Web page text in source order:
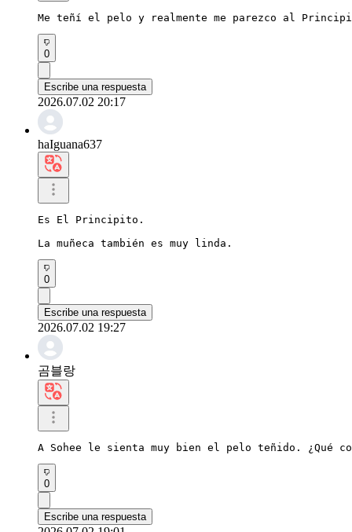
Me teñí el pelo y realmente me parezco al
0
Escribe una respuesta
2026.07.02 20:17
haIguana637
Es El Principito.
La muñeca también es muy linda.
0
Escribe una respuesta
2026.07.02 19:27
곰블랑
A Sohee le sienta muy bien el pelo teñido. ¿Qué
0
Escribe una respuesta